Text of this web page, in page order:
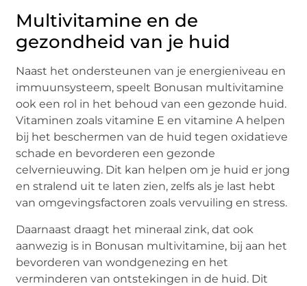
Multivitamine en de
gezondheid van je huid
Naast het ondersteunen van je energieniveau en
immuunsysteem, speelt Bonusan multivitamine
ook een rol in het behoud van een gezonde huid.
Vitaminen zoals vitamine E en vitamine A helpen
bij het beschermen van de huid tegen oxidatieve
schade en bevorderen een gezonde
celvernieuwing. Dit kan helpen om je huid er jong
en stralend uit te laten zien, zelfs als je last hebt
van omgevingsfactoren zoals vervuiling en stress.
Daarnaast draagt het mineraal zink, dat ook
aanwezig is in Bonusan multivitamine, bij aan het
bevorderen van wondgenezing en het
verminderen van ontstekingen in de huid. Dit